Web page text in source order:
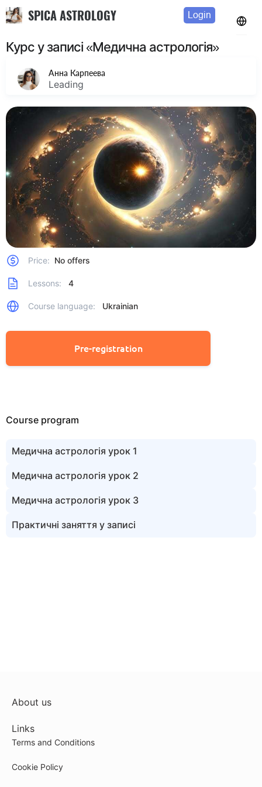
SPICA ASTROLOGY Login
Курс у записі «Медична астрологiя»
Анна Карпеева
Leading
Price: No offers
Lessons: 4
Course language: Ukrainian
Pre-registration
Course program
Медична астрологія урок 1
Медична астрологія урок 2
Медична астрологія урок 3
Практичні заняття у записі
About us
Links
Terms and Conditions
Cookie Policy